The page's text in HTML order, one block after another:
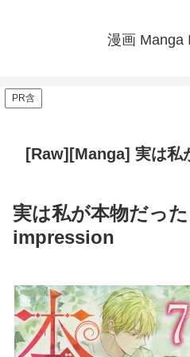
漫画 Manga
PR含
[Raw][Manga] 実は私
実は私が本物だっ
impression